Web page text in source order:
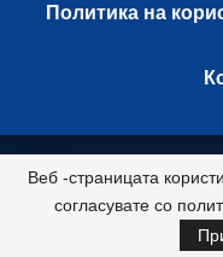
Политика на
© 2026 - Istok
Развиено и
Веб -страницата
согласувате со